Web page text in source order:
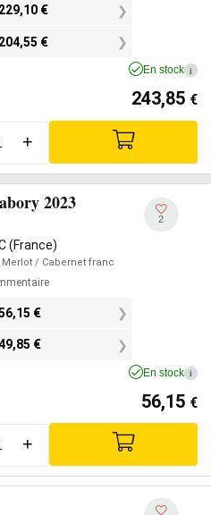
229,10 €
204,55 €
En stock i
243,85 €
+
2023
(France)
Merlot / Cabernet franc
€
€
2
En stock i
56,15 €
+